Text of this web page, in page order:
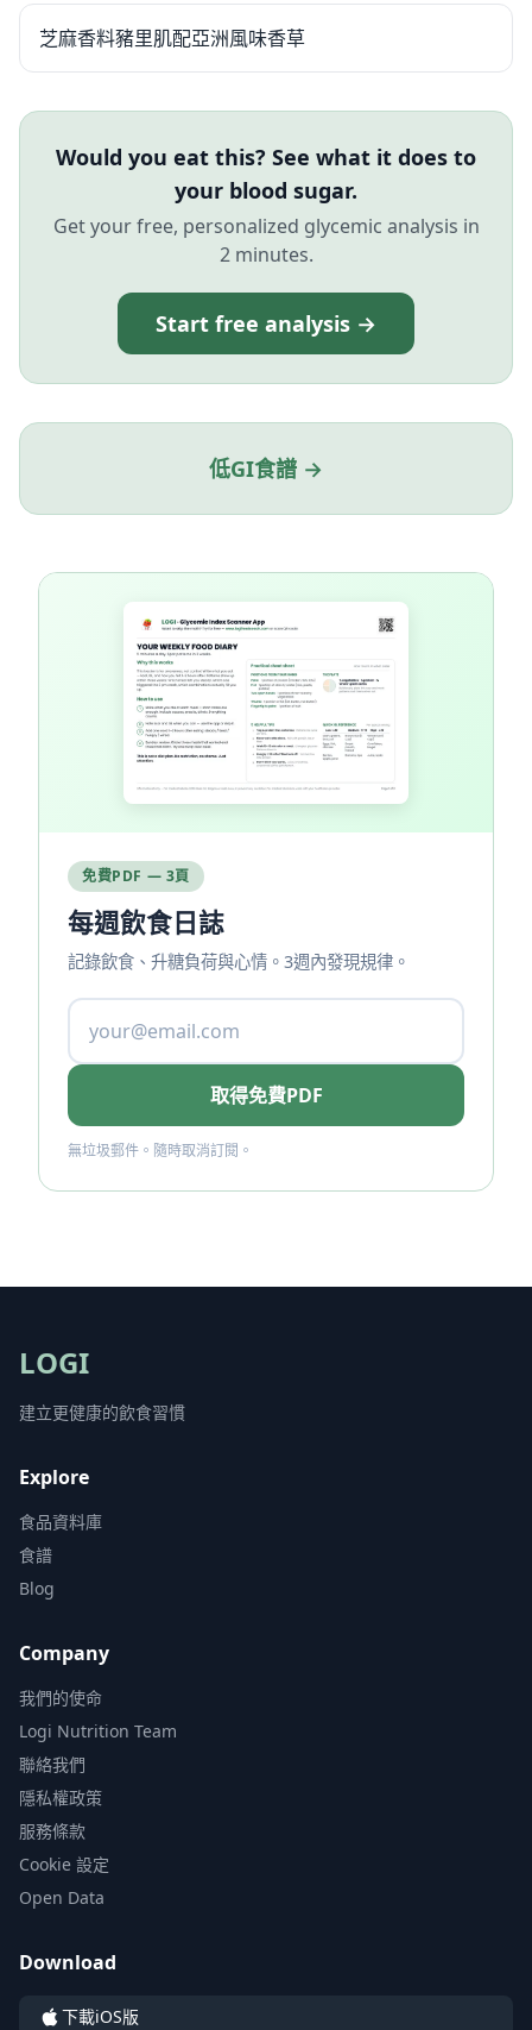
芝麻香料豬里肌配亞洲風味香草
Would you eat this? See what it does to
your blood sugar.
Get your free, personalized glycemic analysis in
2 minutes.
Start free analysis →
低GI食譜 →
免費PDF — 3頁
每週飲食日誌
記錄飲食、升糖負荷與心情。3週內發現規律。
取得免費PDF
無垃圾郵件。隨時取消訂閱。
LOGI
建立更健康的飲食習慣
Explore
食品資料庫
食譜
Blog
Company
我們的使命
Logi Nutrition Team
聯絡我們
隱私權政策
服務條款
Cookie 設定
Open Data
Download
下載iOS版